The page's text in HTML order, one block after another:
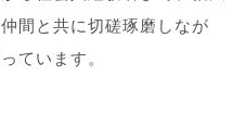
間と共に切磋琢磨しなが
ています。